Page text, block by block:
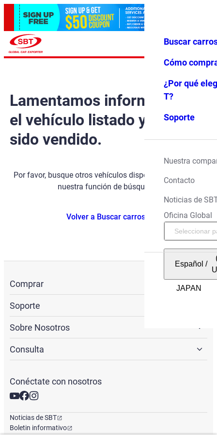
Favoritos Menú
Buscar
Cómo
¿Por qué
T?
Soporte
Nuestra
Contacto
Noticias de
Oficina Global
Español /
Lamentamos informarle que
el vehículo listado ya ha
sido vendido.
Por favor, busque otros vehículos disponibles utilizando
nuestra función de búsqueda.
Volver a Buscar carros
Comprar
Soporte
Sobre Nosotros
Consulta
Conéctate con nosotros
Noticias de SBT
Boletin informativo